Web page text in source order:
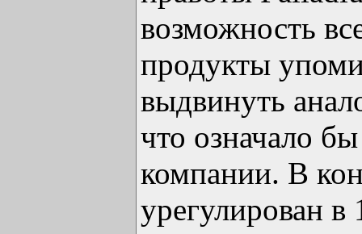
возможность
продукты
выдвинуть
что означало
компании. В
урегулирован в